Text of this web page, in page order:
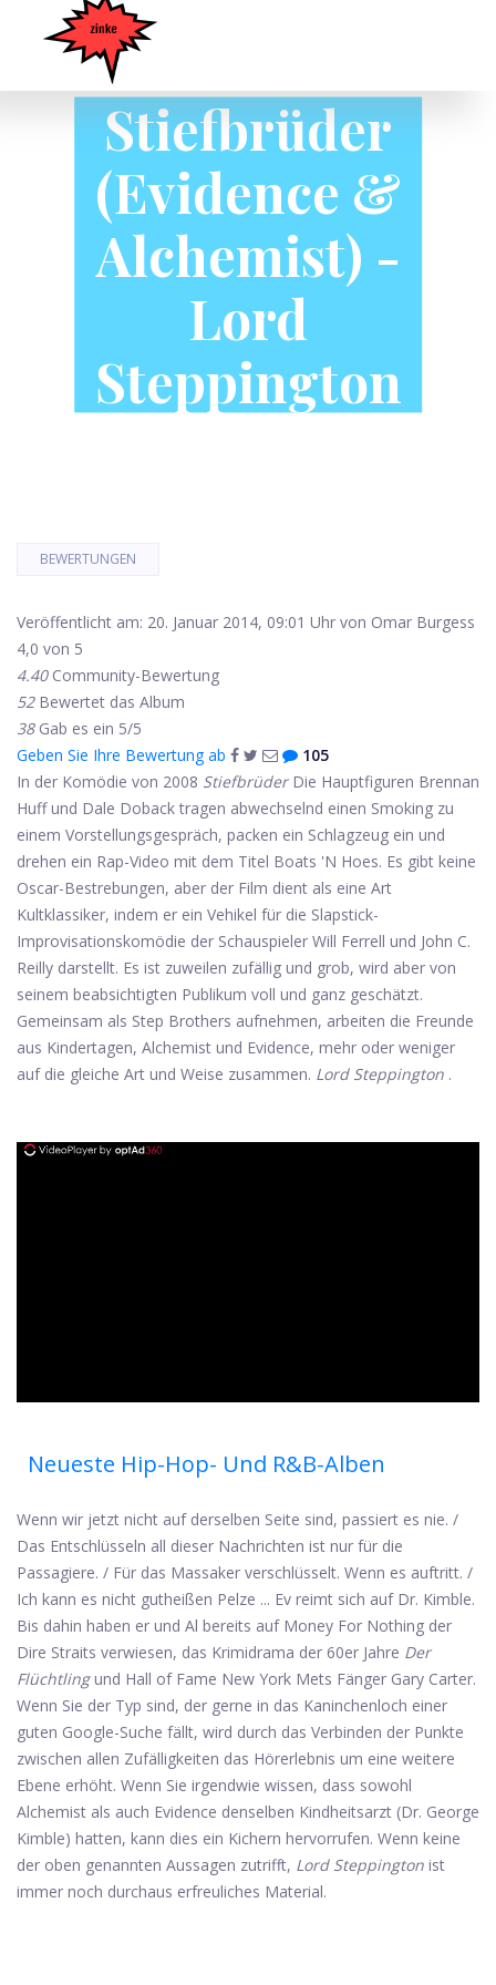
Stiefbrüder
(Evidence &
Alchemist) -
Lord
Steppington
BEWERTUNGEN
Veröffentlicht am: 20. Januar 2014, 09:01 Uhr von Omar Burgess
4,0 von 5
4.40 Community-Bewertung
52 Bewertet das Album
38 Gab es ein 5/5
Geben Sie Ihre Bewertung ab
105
In der Komödie von 2008 StiefbrüderDie Hauptfiguren Brennan
Huff und Dale Doback tragen abwechselnd einen Smoking zu
einem Vorstellungsgespräch, packen ein Schlagzeug ein und
drehen ein Rap-Video mit dem Titel Boats 'N Hoes. Es gibt keine
Oscar-Bestrebungen, aber der Film dient als eine Art
Kultklassiker, indem er ein Vehikel für die Slapstick-
Improvisationskomödie der Schauspieler Will Ferrell und John C.
Reilly darstellt. Es ist zuweilen zufällig und grob, wird aber von
seinem beabsichtigten Publikum voll und ganz geschätzt.
Gemeinsam als Step Brothers aufnehmen, arbeiten die Freunde
aus Kindertagen, Alchemist und Evidence, mehr oder weniger
auf die gleiche Art und Weise zusammen. Lord Steppington .
Neueste Hip-Hop- Und R&B-Alben
Wenn wir jetzt nicht auf derselben Seite sind, passiert es nie. /
Das Entschlüsseln all dieser Nachrichten ist nur für die
Passagiere. / Für das Massaker verschlüsselt. Wenn es auftritt. /
Ich kann es nicht gutheißen Pelze ... Ev reimt sich auf Dr. Kimble.
Bis dahin haben er und Al bereits auf Money For Nothing der
Dire Straits verwiesen, das Krimidrama der 60er Jahre Der
Flüchtlingund Hall of Fame New York Mets Fänger Gary Carter.
Wenn Sie der Typ sind, der gerne in das Kaninchenloch einer
guten Google-Suche fällt, wird durch das Verbinden der Punkte
zwischen allen Zufälligkeiten das Hörerlebnis um eine weitere
Ebene erhöht. Wenn Sie irgendwie wissen, dass sowohl
Alchemist als auch Evidence denselben Kindheitsarzt (Dr. George
Kimble) hatten, kann dies ein Kichern hervorrufen. Wenn keine
der oben genannten Aussagen zutrifft, Lord Steppington ist
immer noch durchaus erfreuliches Material.